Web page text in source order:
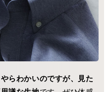
やらわかいのですが、見た